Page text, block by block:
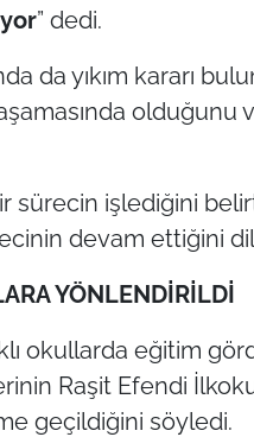
” dedi.
da yıkım kararı
olduğunu
sürecin işlediğini
devam ettiğini
YÖNLENDİRİLDİ
okullarda eğitim
Raşit Efendi
geçildiğini söyledi.